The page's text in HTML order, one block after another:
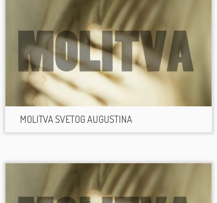
MOLITVA SVETOG AUGUSTINA